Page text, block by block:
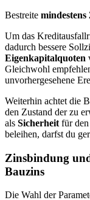
Bestreite mindestens
Um das
dadurch bessere
Eigenkapitalquoten
Gleichwohl
unvorhergesehene
Weiterhin achtet die
den Zustand der zu
als Sicherheit für
beleihen, darfst du
Zinsbindung
Bauzins
Die Wahl der